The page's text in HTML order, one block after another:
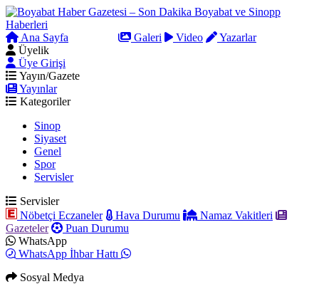
Ana Sayfa Galeri Video
Yazarlar
Üyelik
Üye Girişi
Yayın/Gazete
Yayınlar
Kategoriler
Sinop
Siyaset
Genel
Spor
Servisler
Servisler
Nöbetçi Eczaneler
Hava Durumu
Namaz Vakitleri
Gazeteler
Puan Durumu
WhatsApp
WhatsApp İhbar Hattı
Sosyal Medya